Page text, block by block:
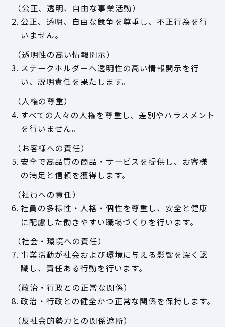
（公正、透明、自由な事業活動）
2. 公正、透明、自由な競争を尊重し、不正行為を行
いません。
（透明性の高い情報開示）
3. ステークホルダーへ透明性の高い情報開示を行
い、説明責任を果たします。
（人権の尊重）
4. すべての人々の人権を尊重し、差別やハラスメント
を行いません。
（お客様への責任）
5. 安全で高品質の商品・サービスを提供し、お客様
の満足と信頼を獲得します。
（社員への責任）
6. 社員の多様性・人格・個性を尊重し、安全と健康
に配慮した働きやすい職場づくりを行います。
（社会・環境への責任）
7. 事業活動が社会および環境に与える影響を深く認
識し、責任ある行動を行います。
（政治・行政との正常な関係）
8. 政治・行政との健全かつ正常な関係を保持します。
（反社会的勢力との関係遮断）